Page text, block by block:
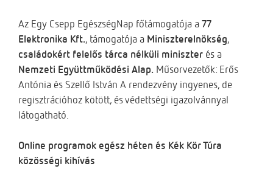
Az Egy Csepp EgészségNap főtámogatója a 77
Elektronika Kft., támogatója a Miniszterelnökség,
családokért felelős tárca nélküli miniszter és a
Nemzeti Együttműködési Alap. Műsorvezetők: Erős
Antónia és Szellő István A rendezvény ingyenes, de
regisztrációhoz kötött, és védettségi igazolvánnyal
látogatható.
Online programok egész héten és Kék Kör Túra
közösségi kihívás